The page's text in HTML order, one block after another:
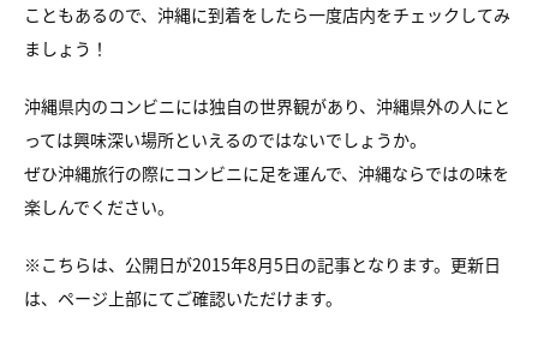
こともあるので、沖縄に到着をしたら一度店内をチェックしてみ
ましょう！
沖縄県内のコンビニには独自の世界観があり、沖縄県外の人にと
っては興味深い場所といえるのではないでしょうか。
ぜひ沖縄旅行の際にコンビニに足を運んで、沖縄ならではの味を
楽しんでください。
※こちらは、公開日が2015年8月5日の記事となります。更新日
は、ページ上部にてご確認いただけます。